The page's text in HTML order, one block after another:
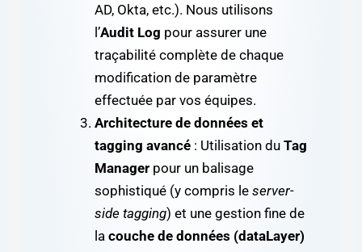
AD, Okta, etc.). Nous utilisons
l’Audit Log pour assurer une
traçabilité complète de chaque
modification de paramètre
effectuée par vos équipes.
Architecture de données et
tagging avancé : Utilisation duTag
Manager pour un balisage
sophistiqué (y compris leserver-
side tagging) et une gestion fine de
lacouche de données (dataLayer)